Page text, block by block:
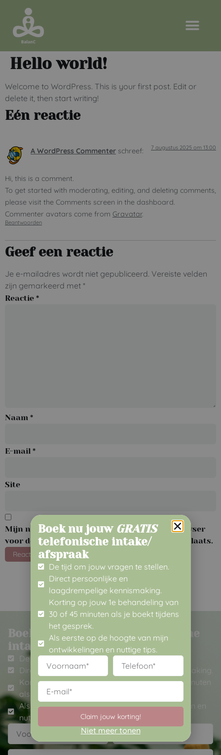
Hello world!
Welcome to WordPress. This is your first post. Edit or
delete it, then start writing!
Eén reactie
A WordPress Commenter schreef: 7 augustus 2025 om 13:00
Hi, this is a comment.
To get started with moderating, editing, and deleting comments,
please visit the Comments screen in the dashboard.
Commenter avatars come from Gravatar.
Beantwoorden
Geef een reactie
Je e-mailadres wordt niet gepubliceerd. Vereiste velden
zijn gemarkeerd met *
Reactie *
Naam *
E-mail *
Site
Mijn naam, e-mail en site opslaan in deze browser
voor de volgende keer wanneer ik een reactie plaats.
Boek nu jouw GRATIS telefonische
intake/ afspraak
De tijd om jouw vragen te stellen.
Direct persoonlijke en laagdrempelige kennismaking.
Korting op jouw 1e behandeling van 30 of 45 minuten
als je boekt tijdens het gesprek.
Als eerste op de hoogte van mijn ontwikkelingen en
nuttige tips.
Boek nu jouw GRATIS
telefonische intake/
afspraak
De tijd om jouw vragen te stellen.
Direct persoonlijke en
laagdrempelige kennismaking.
Korting op jouw 1e behandeling van
30 of 45 minuten als je boekt tijdens
het gesprek.
Als eerste op de hoogte van mijn
ontwikkelingen en nuttige tips.
Claim jouw korting!
Niet meer tonen